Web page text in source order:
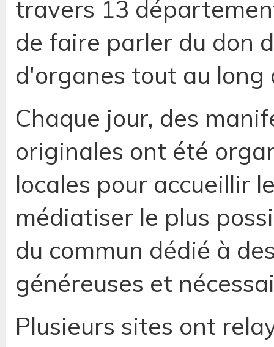
travers 13
de faire parler du don
d'organes tout au long
Chaque jour, des
originales ont été
locales pour accueillir
médiatiser le plus
du commun dédié à
généreuses et
Plusieurs sites ont